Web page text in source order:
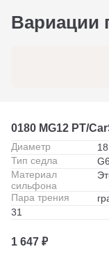
Вариации
0180 MG12 PT/
Диаметр
18
Тип седла
Материал
сильфона
Пара трения
31
1 647 ₽